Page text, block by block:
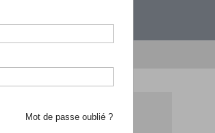
recherche d'école
Mot de passe oublié ?